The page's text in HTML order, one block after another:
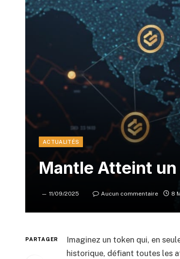
ACTUALITÉS
Mantle Atteint
11/09/2025 Aucun commentaire 8
PARTAGER
Imaginez un token qui, en
historique, défiant toutes les